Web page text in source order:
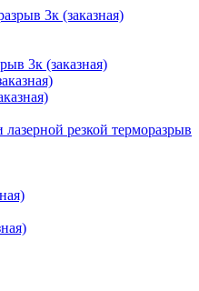
3к (заказная)
3к (заказная)
резкой терморазрыв